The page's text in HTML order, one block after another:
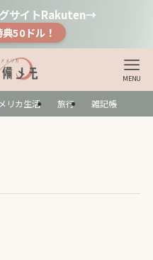
サイトRakuten→
50ドル！
MENU
リカ生活 旅行 雑記帳